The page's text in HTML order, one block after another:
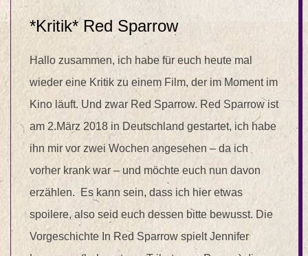
*Kritik* Red Sparrow
Hallo zusammen, ich habe für euch heute mal
wieder eine Kritik zu einem Film, der im Moment im
Kino läuft. Und zwar Red Sparrow. Red Sparrow ist
am 2.März 2018 in Deutschland gestartet, ich habe
ihn mir vor zwei Wochen angesehen – da ich
vorher krank war – und möchte euch nun davon
erzählen. Es kann sein, dass ich hier etwas
spoilere, also seid euch dessen bitte bewusst. Die
Vorgeschichte In Red Sparrow spielt Jennifer